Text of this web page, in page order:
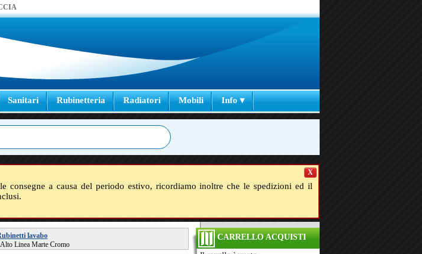
Sanitari Rubinetteria Radiatori Mobili Info ▾
a causa del periodo estivo, ricordiamo inoltre che le spedizioni ed il
X
CARRELLO ACQUISTI
lavabo
Linea Marte Cromo